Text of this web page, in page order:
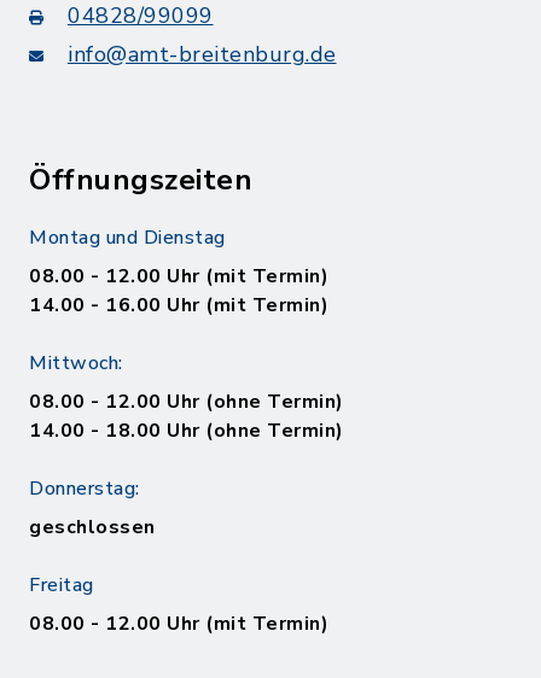
04828/99099
info@amt-breitenburg.de
Öffnungszeiten
Montag und Dienstag
08.00 - 12.00 Uhr (mit Termin)
14.00 - 16.00 Uhr (mit Termin)
Mittwoch:
08.00 - 12.00 Uhr (ohne Termin)
14.00 - 18.00 Uhr (ohne Termin)
Donnerstag:
geschlossen
Freitag
08.00 - 12.00 Uhr (mit Termin)